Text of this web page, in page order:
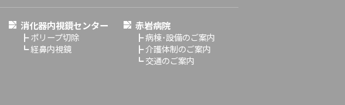
消化器内視鏡センター
┣ポリープ切除
┗経鼻内視鏡
赤岩病院
┣病棟･設備のご案内
┣介護体制のご案内
┗交通のご案内